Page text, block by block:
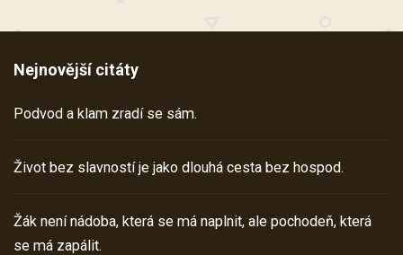
Nejnovější citáty
Podvod a klam zradí se sám.
Život bez slavností je jako dlouhá cesta bez hospod.
Žák není nádoba, která se má naplnit, ale pochodeň, která
se má zapálit.